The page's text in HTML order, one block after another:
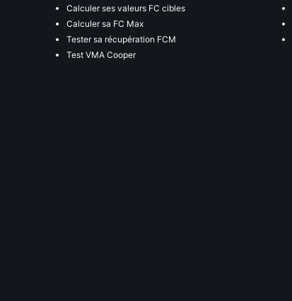
Calculer ses valeurs FC cibles
Calculer sa FC Max
Tester sa récupération FCM
Test VMA Cooper